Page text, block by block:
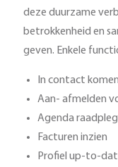
deze duurzame
betrokkenheid en
geven. Enkele
In contact
Aan- afmelden
Agenda
Facturen inzien
Profiel up-to-